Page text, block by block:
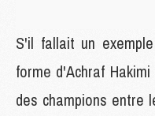
S'il fallait un
forme d'Achraf
des champions entre